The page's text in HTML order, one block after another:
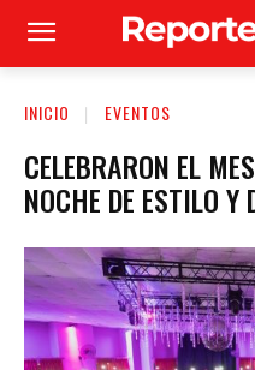
INICIO EVENTOS
CELEBRARON EL
NOCHE DE ESTILO Y